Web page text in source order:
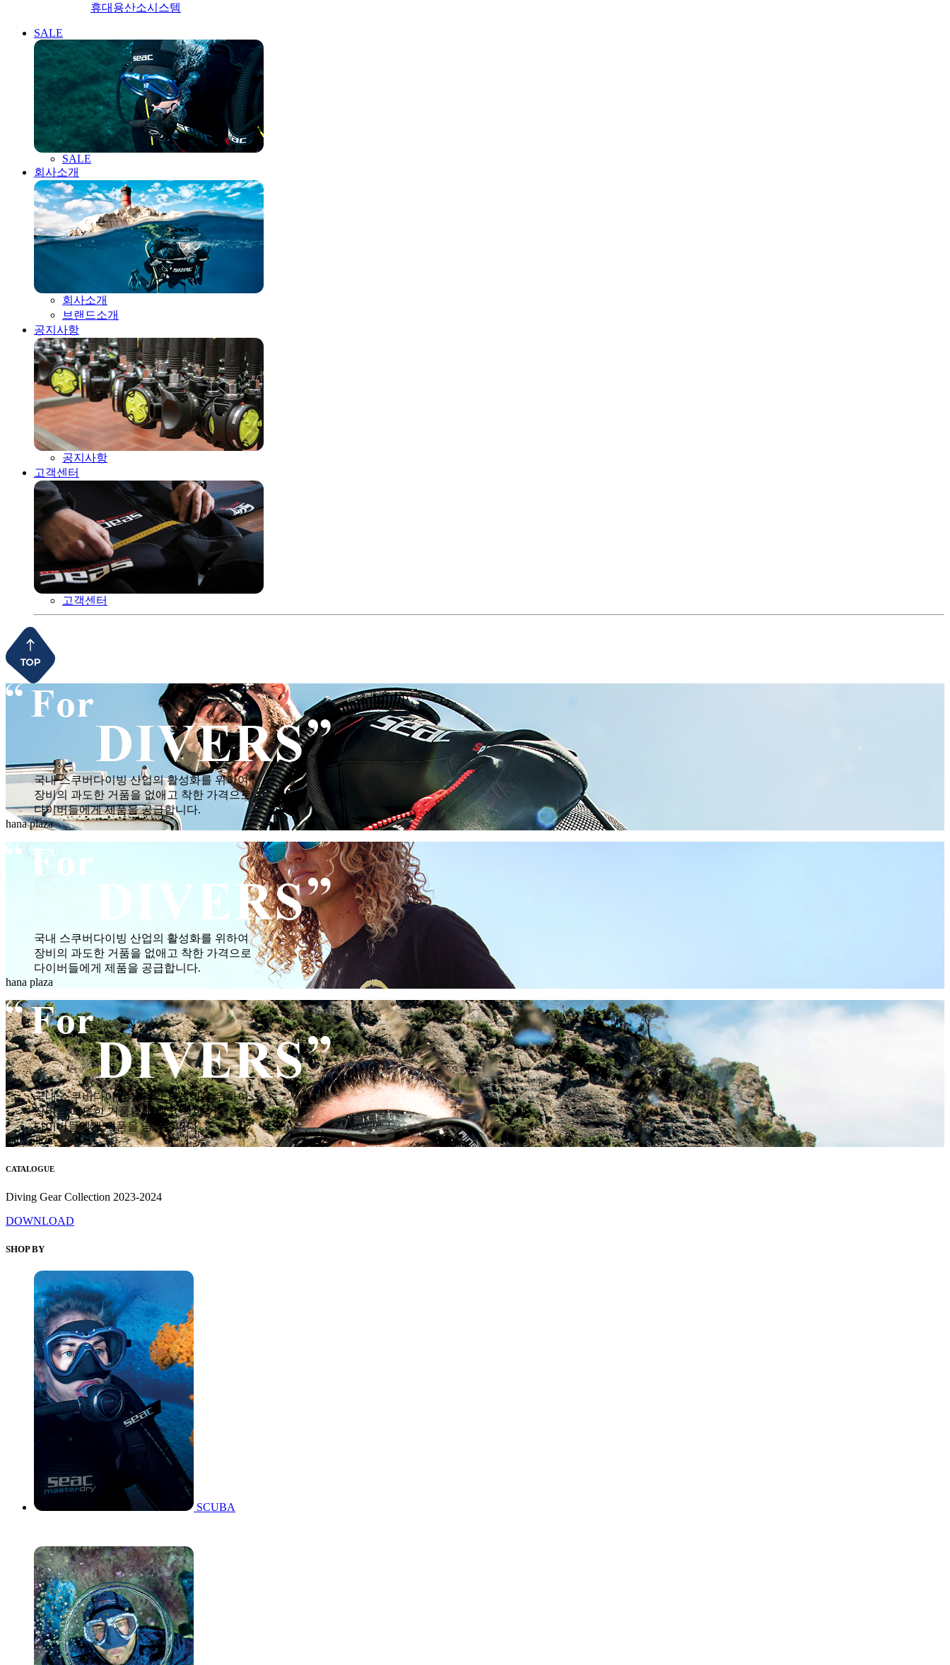
휴대용산소시스템
SALE
SALE
회사소개
회사소개
브랜드소개
공지사항
공지사항
고객센터
고객센터
국내 스쿠버다이빙 산업의 활성화를 위하여
장비의 과도한 거품을 없애고 착한 가격으로
다이버들에게 제품을 공급합니다.
hana plaza
국내 스쿠버다이빙 산업의 활성화를 위하여
장비의 과도한 거품을 없애고 착한 가격으로
다이버들에게 제품을 공급합니다.
hana plaza
국내 스쿠버다이빙 산업의 활성화를 위하여
장비의 과도한 거품을 없애고 착한 가격으로
다이버들에게 제품을 공급합니다.
hana plaza
CATALOGUE
Diving Gear Collection 2023-2024
DOWNLOAD
SHOP BY
SCUBA